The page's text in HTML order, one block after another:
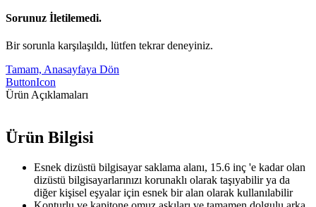
Sorunuz İletilemedi.
Bir sorunla karşılaşıldı, lütfen tekrar deneyiniz.
Tamam, Anasayfaya Dön
ButtonIcon
Ürün Açıklamaları
Ürün Bilgisi
Esnek dizüstü bilgisayar saklama alanı, 15.6 inç 'e kadar olan
dizüstü bilgisayarlarınızı korunaklı olarak taşıyabilir ya da
diğer kişisel eşyalar için esnek bir alan olarak kullanılabilir